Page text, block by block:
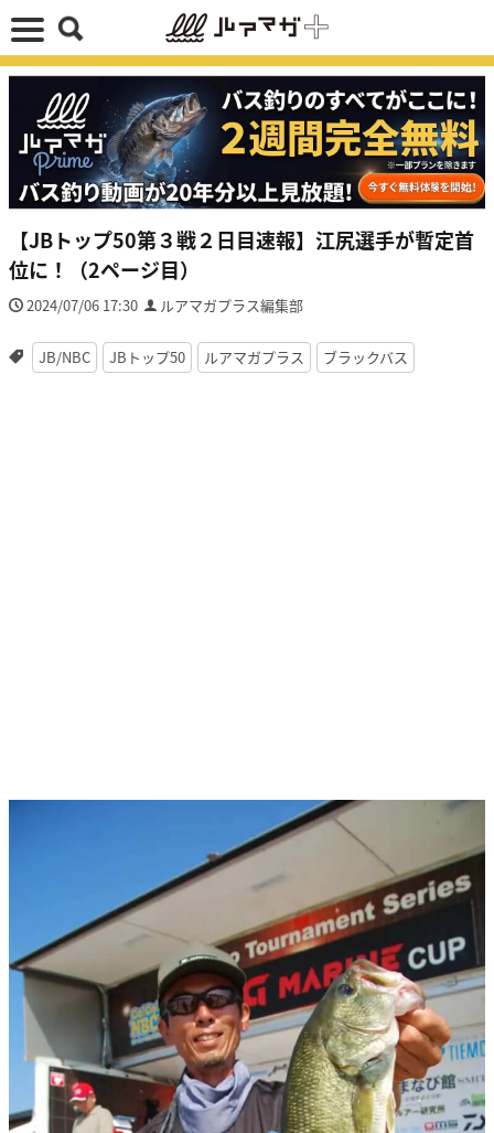
【JBトップ50第３戦２日目速報】江尻選手が暫定首
位に！（2ページ目）
2024/07/06 17:30 ルアマガプラス編集部
JB/NBC JBトップ50 ルアマガプラス ブラックバス